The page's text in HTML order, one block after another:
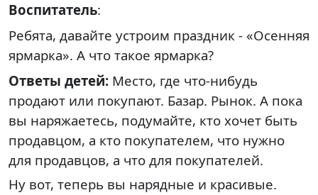
Воспитатель:
Ребята, давайте устроим праздник - «Осенняя
ярмарка». А что такое ярмарка?
Ответы детей: Место, где что-нибудь
продают или покупают. Базар. Рынок. А пока
вы наряжаетесь, подумайте, кто хочет быть
продавцом, а кто покупателем, что нужно
для продавцов, а что для покупателей.
Ну вот, теперь вы нарядные и красивые.